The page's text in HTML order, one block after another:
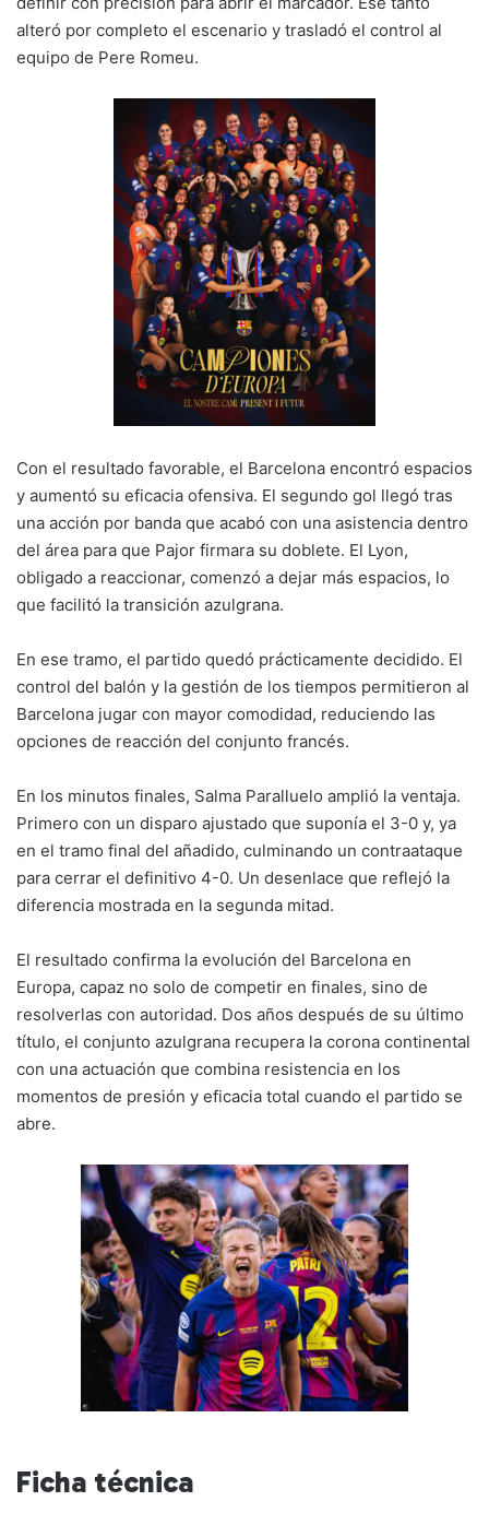
alteró por completo el escenario y trasladó el control al
equipo de Pere Romeu.
Con el resultado favorable, el Barcelona encontró espacios
y aumentó su eficacia ofensiva. El segundo gol llegó tras
una acción por banda que acabó con una asistencia dentro
del área para que Pajor firmara su doblete. El Lyon,
obligado a reaccionar, comenzó a dejar más espacios, lo
que facilitó la transición azulgrana.
En ese tramo, el partido quedó prácticamente decidido. El
control del balón y la gestión de los tiempos permitieron al
Barcelona jugar con mayor comodidad, reduciendo las
opciones de reacción del conjunto francés.
En los minutos finales, Salma Paralluelo amplió la ventaja.
Primero con un disparo ajustado que suponía el 3-0 y, ya
en el tramo final del añadido, culminando un contraataque
para cerrar el definitivo 4-0. Un desenlace que reflejó la
diferencia mostrada en la segunda mitad.
El resultado confirma la evolución del Barcelona en
Europa, capaz no solo de competir en finales, sino de
resolverlas con autoridad. Dos años después de su último
título, el conjunto azulgrana recupera la corona continental
con una actuación que combina resistencia en los
momentos de presión y eficacia total cuando el partido se
abre.
Ficha técnica